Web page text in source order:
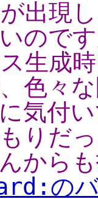
出現
ので
生成
色々
気付
りだ
から
の